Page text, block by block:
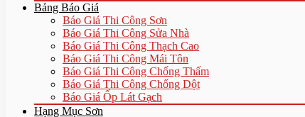
Bảng Báo Giá
Báo Giá Thi Công Sơn
Báo Giá Thi Công Sửa Nhà
Báo Giá Thi Công Thạch Cao
Báo Giá Thi Công Mái Tôn
Báo Giá Thi Công Chống Thấm
Báo Giá Thi Công Chống Dột
Báo Giá Ốp Lát Gạch
Hạng Mục Sơn